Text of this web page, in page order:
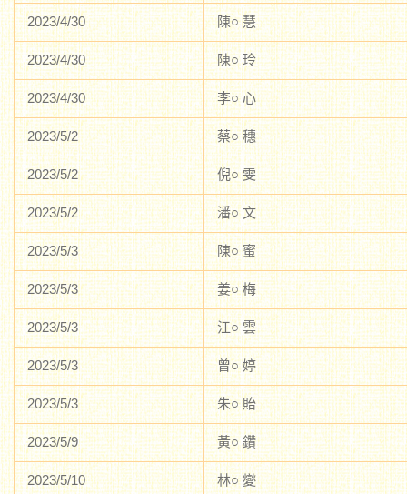
2023/4/30 陳○ 慧
2023/4/30 陳○ 玲
2023/4/30 李○ 心
2023/5/2 蔡○ 穗
2023/5/2 倪○ 雯
2023/5/2 潘○ 文
2023/5/3 陳○ 蜜
2023/5/3 姜○ 梅
2023/5/3 江○ 雲
2023/5/3 曾○ 婷
2023/5/3 朱○ 貽
2023/5/9 黃○ 鑽
2023/5/10 林○ 夑